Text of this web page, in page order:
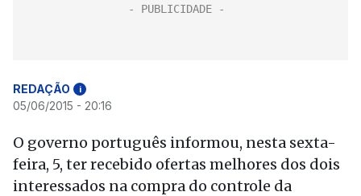
REDAÇÃO i
05/06/2015 - 20:16
O governo português informou, nesta sexta-
feira, 5, ter recebido ofertas melhores dos dois
interessados na compra do controle da